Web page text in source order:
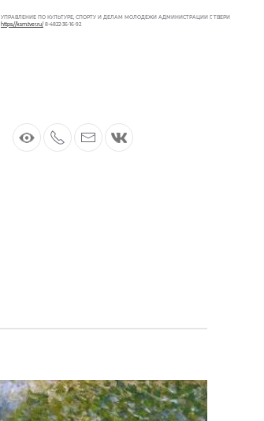
УПРАВЛЕНИЕ ПО КУЛЬТУРЕ, СПОРТУ И ДЕЛАМ МОЛОДЕЖИ АДМИНИСТРАЦИИ Г. ТВЕРИ
https://ksm.tver.ru/ 8-4822-36-16-92